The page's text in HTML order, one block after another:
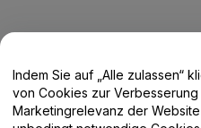
Hilfe-Center /
Indem Sie auf „Alle zulassen“
von Cookies zur
Marketingrelevanz der Website zu. Ansonsten verwenden